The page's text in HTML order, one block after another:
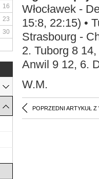
Włocławek -
15:8, 22:15) •
Strasbourg -
2. Tuborg 8
Anwil 9 12, 6.
W.M.
POPRZEDNI ARTYKUŁ Z
16
23
30